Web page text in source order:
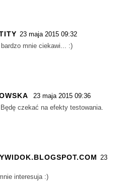
23 maja 2015 09:32
mnie ciekawi... :)
23 maja 2015 09:36
czekać na efekty testowania.
23
interesuja :)